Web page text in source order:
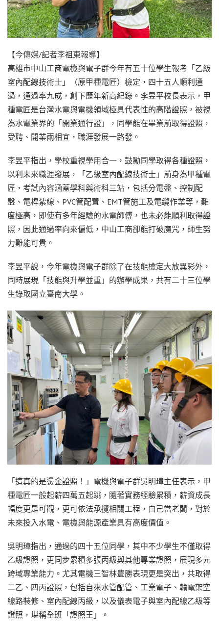
【今傳媒/記者李祖東報導】
高雄市中山工商電機與電子群今年有五十位學生報考「乙級
室內配線技術士」（原甲種電匠）檢定，四十五人順利通
過，通過率九成，創下歷年新高紀錄。李昱平校長表示，甲
種電匠是台灣水電與電機領域極具代表性的高階證照，被視
為水電業界的「開業通行證」，同學能在畢業前取得證照，
受聘、開業兩相宜，職涯發展一路發。
李昱平指出，學校重視學用合一，鼓勵同學取得各種證照，
以利未來職涯發展，「乙級室內配線技術士」前身為甲種電
匠，考試內容涵蓋學科與術科三站，包括分電盤、控制配
盤、電桿紮線、PVC管配置、EMT管施工及電纜作業等，難
度極高，即使有多年經驗的水電師傅，也未必能順利取得證
照，因此通過率向來偏低，中山工商卻能打破魔咒，師生努
力難能可貴。
李昱平說，今年電機與電子群除了在技能檢定大放異彩外，
同時展現「技能與升學並重」的辦學成果，共有二十三位學
生錄取國立臺南大學。
「這真的是燙金證照！」電機與電子群吳明璋主任表示，甲
種電匠一般起薪四萬五起跳，隨著實務經驗累積，薪資成長
幅度更是可觀，更可依法承攬相關工程，自己當老闆，對於
未來投入水電、電機與能源產業具有高度價值。
吳明璋指出，通過的四十五位同學，其中不少學生不僅取得
乙級證照，更同步累積多張丙級與其他專業證照，展現多元
跨域專業能力。尤其電機三智林豊勝表現更是突出，共取得
二乙、四丙證照，包括自來水管配管、工業電子、輸電架空
線路裝修、室內配線丙級，以及儀表電子與室內配線乙級等
證照，堪稱全班「證照王」。